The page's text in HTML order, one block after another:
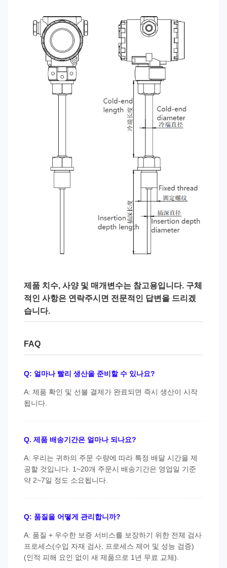
제품 치수, 사양 및 매개변수는 참고용입니다. 구체
적인 사항은 연락주시면 전문적인 답변을 드리겠
습니다.
FAQ
Q: 얼마나 빨리 생산을 준비할 수 있나요?
A: 제품 확인 및 선불 결제가 완료되면 즉시 생산이 시작
됩니다.
Q. 제품 배송기간은 얼마나 되나요?
A: 우리는 귀하의 주문 수량에 따라 특정 배달 시간을 제
공할 것입니다. 1~20개 주문시 배송기간은 영업일 기준
약 2~7일 정도 소요됩니다.
Q: 품질을 어떻게 관리합니까?
A: 품질 + 우수한 보증 서비스를 보장하기 위한 전체 검사
프로세스(수입 자재 검사, 프로세스 제어 및 성능 검증)
(인적 피해 요인 없이 새 제품으로 1년 무료 교체).